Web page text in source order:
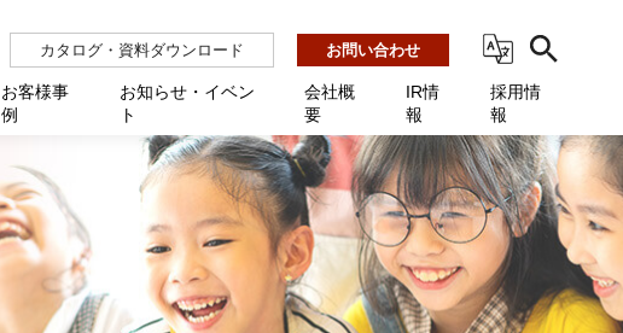
カタログ・資料ダウンロード お問い合わせ
サービス
導入支援 Net.Pro
運用支援 Net.Monitor
医療機関向け
自治体向け
小中高・教育委員会向け
アプリケーション連携 AMF-SEC
オフラインバックアップ
クラウド型インシデントレスポンス訓練基盤 NetQuest
Platform
よくあるご質問 / お困りのときに
障害発生時に必要な情報
オンサイトサービス契約中のお客様へ
お客様事
例
製造業
企業
イベント
お知らせ・イベン
ト
イベント
セミナー 展示会・学会
会社概
要
国内事業所一覧
グループ会社一覧
ダイバーシティ推進
IR情
報
採用情
報
中途採用